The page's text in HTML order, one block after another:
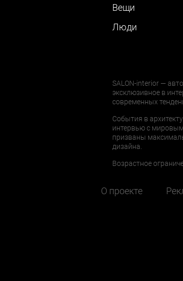
Вещи
Люди
SALON-interior —
эксклюзивное в
современных
События в
интервью с
призваны
дизайна.
Возрастное
О проекте